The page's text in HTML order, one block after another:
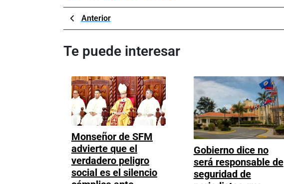
Navegación
de
entradas
AnteriorPrevious
Post
Te puede interesar
Monseñor de SFM
advierte que el
verdadero peligro
social es el silencio
Gobierno dice no
será responsable de
seguridad de